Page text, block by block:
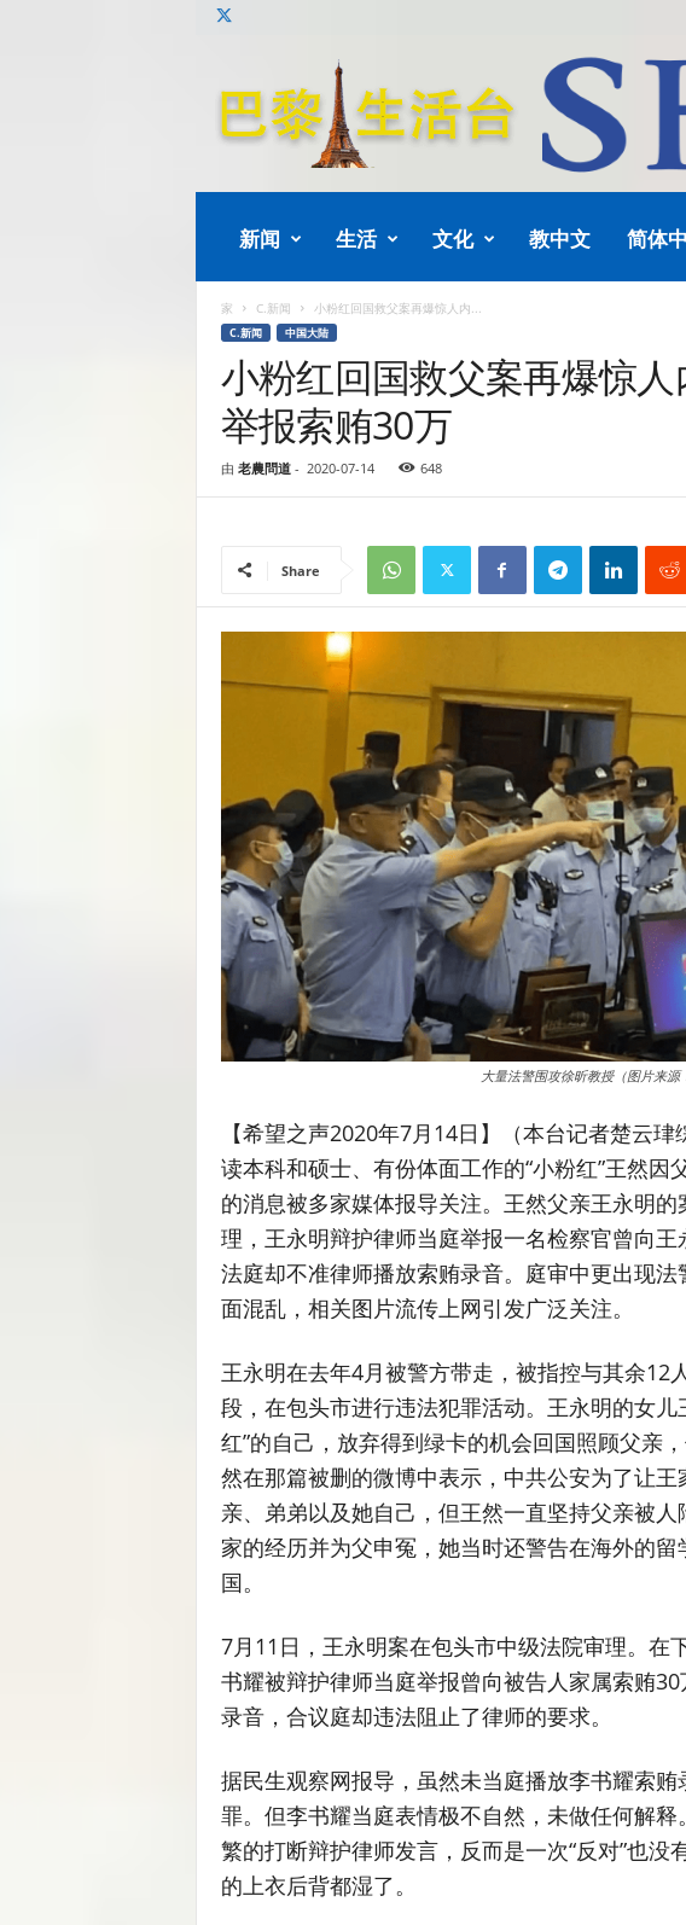
新闻 生活 文化 教中文 简体
家 C.新闻 小粉红回国救父案再爆惊人内...
C.新闻 中国大陆
小粉红回国救父案再爆惊
举报索贿30万
由 老農問道- 2020-07-14 648
Share
大量法警围攻徐昕教授（图片来源
【希望之声2020年7月14日】（本台记者楚云珒
读本科和硕士、有份体面工作的“小粉红”王然因
的消息被多家媒体报导关注。王然父亲王永明
理，王永明辩护律师当庭举报一名检察官曾向王
法庭却不准律师播放索贿录音。庭审中更出现
面混乱，相关图片流传上网引发广泛关注。
王永明在去年4月被警方带走，被指控与其余12
段，在包头市进行违法犯罪活动。王永明的女
红”的自己，放弃得到绿卡的机会回国照顾父亲
然在那篇被删的微博中表示，中共公安为了让
亲、弟弟以及她自己，但王然一直坚持父亲被
家的经历并为父申冤，她当时还警告在海外的
国。
7月11日，王永明案在包头市中级法院审理。在
书耀被辩护律师当庭举报曾向被告人家属索贿
录音，合议庭却违法阻止了律师的要求。
据民生观察网报导，虽然未当庭播放李书耀索
罪。但李书耀当庭表情极不自然，未做任何解
繁的打断辩护律师发言，反而是一次“反对”也没
的上衣后背都湿了。